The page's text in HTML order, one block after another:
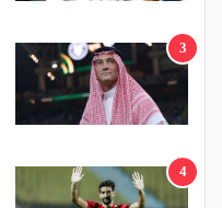
3
4